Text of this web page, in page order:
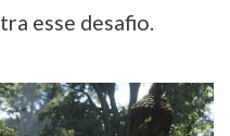
esse desafio.